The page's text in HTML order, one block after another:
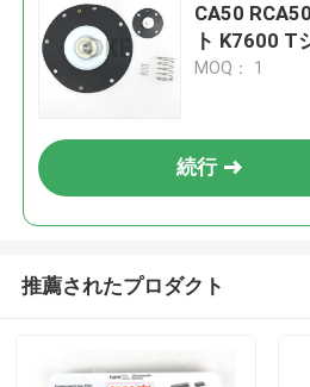
CA50
ト K7600 T
MOQ： 1
続行
推薦されたプロダクト